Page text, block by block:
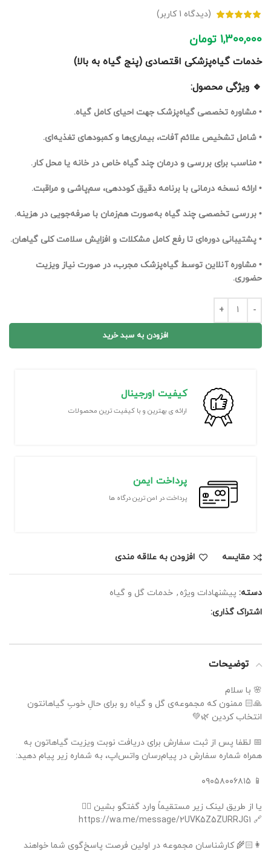
(دیدگاه 1 کاربر)
1,300,000 تومان
خدمات گیاه‌پزشکی اقتصادی (پنج گیاه به بالا)
🔹 ویژگی محصول:
• مشاوره تخصصی گیاه‌پزشک جهت احیای کامل گیاه.
• شامل تشخیص علائم آفات، بیماری‌ها و کمبودهای تغذیه‌ای.
• مناسب برای بررسی و درمان چند گیاه خاص در خانه یا محل کار.
• ارائه نسخه درمانی با برنامه دقیق کوددهی، سم‌پاشی و مراقبت.
• بررسی تخصصی چند گیاه به‌صورت هم‌زمان با صرفه‌جویی در هزینه.
• پشتیبانی دوره‌ای تا رفع کامل مشکلات و افزایش سلامت کلی گیاهان.
• مشاوره آنلاین توسط گیاه‌پزشک مجرب، در صورت نیاز ویزیت
حضوری.
افزودن به سبد خرید
کیفیت اورجینال
ارائه ی بهترین و با کیفیت ترین محصولات
پرداخت ایمن
پرداخت در امن ترین درگاه ها
مقايسه افزودن به علاقه مندی
دسته: پیشنهادات ویژه , خدمات گل و گیاه
اشتراک گذاری:
توضیحات
🌸 با سلام
🙏🏻 ممنون که مجموعه‌ی گل و گیاه رو برای حالِ خوبِ گیاهانتون
انتخاب کردین 🌿💚
📅 لظفا پس از ثبت سفارش برای دریافت نوبت ویزیت گیاهاتون به
همراه شماره سفارش در پیام‌رسان واتس‌اپ، به شماره زیر پیام دهید:
📱 ۰۹۰۵۸۰۰۶۸۱۵
یا از طریق لینک زیر مستقیماً وارد گفتگو بشین 👇🏻
🔗 https://wa.me/message/2UVK5Z5ZURRJG1
👩🏻‍🌾 کارشناسان مجموعه در اولین فرصت پاسخ‌گوی شما خواهند